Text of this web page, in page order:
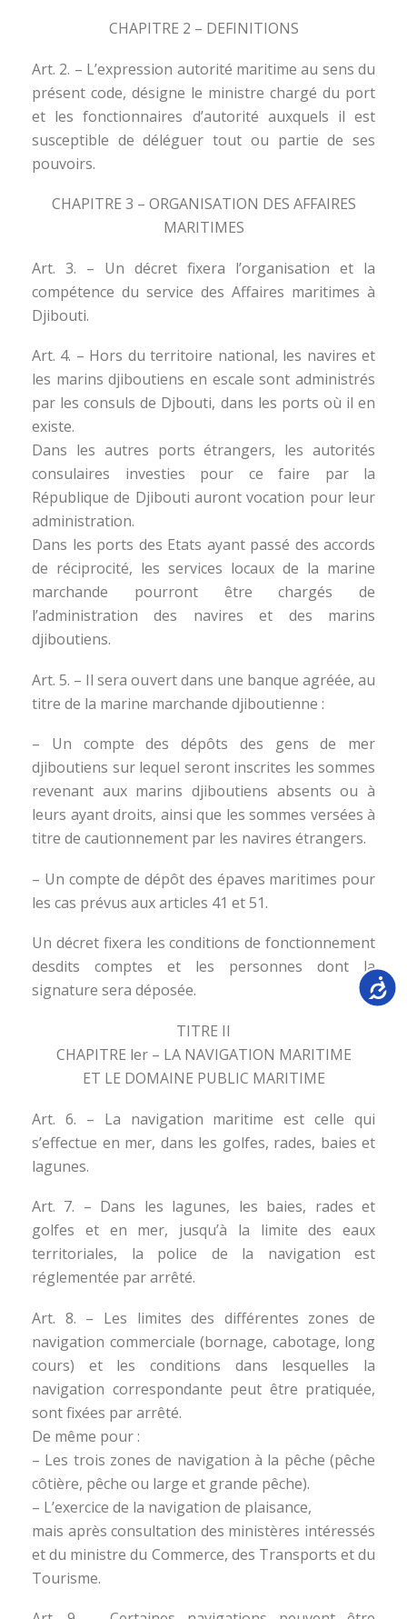
CHAPITRE 2 – DEFINITIONS
Art. 2. – L’expression autorité maritime au sens du
présent code, désigne le ministre chargé du port
et les fonctionnaires d’autorité auxquels il est
susceptible de déléguer tout ou partie de ses
pouvoirs.
CHAPITRE 3 – ORGANISATION DES AFFAIRES
MARITIMES
Art. 3. – Un décret fixera l’organisation et la
compétence du service des Affaires maritimes à
Djibouti.
Art. 4. – Hors du territoire national, les navires et
les marins djiboutiens en escale sont administrés
par les consuls de Djbouti, dans les ports où il en
existe.
Dans les autres ports étrangers, les autorités
consulaires investies pour ce faire par la
République de Djibouti auront vocation pour leur
administration.
Dans les ports des Etats ayant passé des accords
de réciprocité, les services locaux de la marine
marchande pourront être chargés de
l’administration des navires et des marins
djiboutiens.
Art. 5. – Il sera ouvert dans une banque agréée, au
titre de la marine marchande djiboutienne :
– Un compte des dépôts des gens de mer
djiboutiens sur lequel seront inscrites les sommes
revenant aux marins djiboutiens absents ou à
leurs ayant droits, ainsi que les sommes versées à
titre de cautionnement par les navires étrangers.
– Un compte de dépôt des épaves maritimes pour
les cas prévus aux articles 41 et 51.
Un décret fixera les conditions de fonctionnement
desdits comptes et les personnes dont la
signature sera déposée.
TITRE II
CHAPITRE ler – LA NAVIGATION MARITIME
ET LE DOMAINE PUBLIC MARITIME
Art. 6. – La navigation maritime est celle qui
s’effectue en mer, dans les golfes, rades, baies et
lagunes.
Art. 7. – Dans les lagunes, les baies, rades et
golfes et en mer, jusqu’à la limite des eaux
territoriales, la police de la navigation est
réglementée par arrêté.
Art. 8. – Les limites des différentes zones de
navigation commerciale (bornage, cabotage, long
cours) et les conditions dans lesquelles la
navigation correspondante peut être pratiquée,
sont fixées par arrêté.
De même pour :
– Les trois zones de navigation à la pêche (pêche
côtière, pêche ou large et grande pêche).
– L’exercice de la navigation de plaisance,
mais après consultation des ministères intéressés
et du ministre du Commerce, des Transports et du
Tourisme.